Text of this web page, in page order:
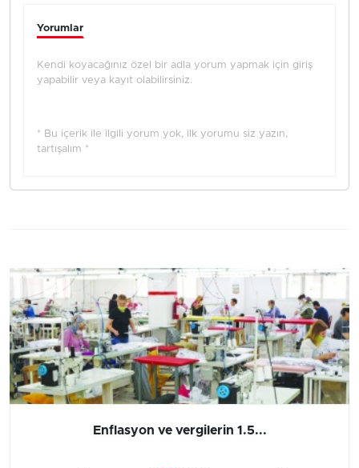
Yorumlar
Kendi koyacağınız özel bir adla yorum yapmak için giriş
yapabilir veya kayıt olabilirsiniz.
* Bu içerik ile ilgili yorum yok, ilk yorumu siz yazın,
tartışalım *
Enflasyon ve vergilerin 1.5...